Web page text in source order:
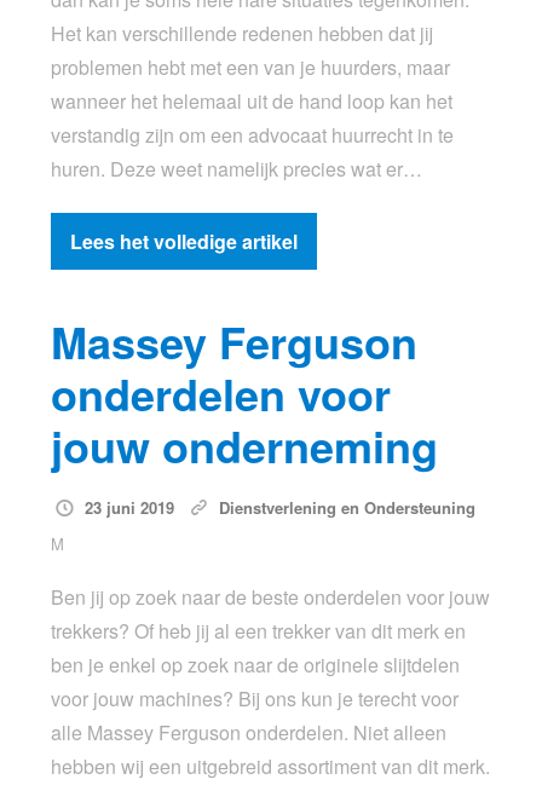
Het kan verschillende redenen hebben dat jij
problemen hebt met een van je huurders, maar
wanneer het helemaal uit de hand loop kan het
verstandig zijn om een advocaat huurrecht in te
huren. Deze weet namelijk precies wat er…
Lees het volledige artikel
Massey Ferguson
onderdelen voor
jouw onderneming
23 juni 2019
Dienstverlening en Ondersteuning
M
Ben jij op zoek naar de beste onderdelen voor jouw
trekkers? Of heb jij al een trekker van dit merk en
ben je enkel op zoek naar de originele slijtdelen
voor jouw machines? Bij ons kun je terecht voor
alle Massey Ferguson onderdelen. Niet alleen
hebben wij een uitgebreid assortiment van dit merk.